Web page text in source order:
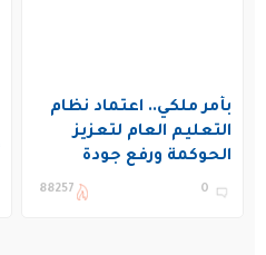
بأمر ملكي.. اعتماد نظام
التعليم العام لتعزيز
الحوكمة ورفع جودة
التعليم في المملكة
0
88257